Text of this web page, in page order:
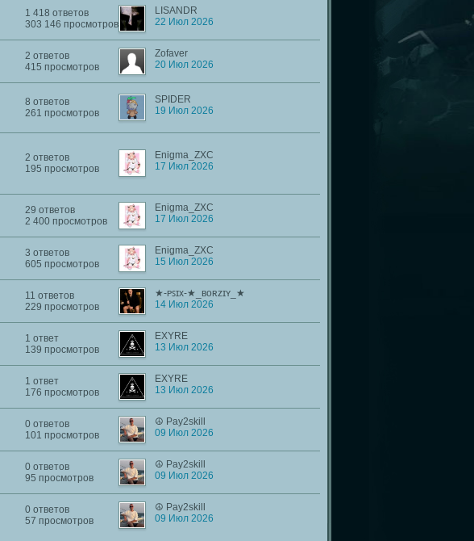
1 418 ответов
303 146 просмотров
LISANDR
22 Июл 2026
2 ответов
415 просмотров
Zofaver
20 Июл 2026
8 ответов
261 просмотров
SPIDER
19 Июл 2026
2 ответов
195 просмотров
Enigma_ZXC
17 Июл 2026
29 ответов
2 400 просмотров
Enigma_ZXC
17 Июл 2026
3 ответов
605 просмотров
Enigma_ZXC
15 Июл 2026
11 ответов
229 просмотров
★-ᴘꜱɪx-★_ʙᴏʀᴢɪʏ_★
14 Июл 2026
1 ответ
139 просмотров
EXYRE
13 Июл 2026
1 ответ
176 просмотров
EXYRE
13 Июл 2026
0 ответов
101 просмотров
☮ Pay2skill
09 Июл 2026
0 ответов
95 просмотров
☮ Pay2skill
09 Июл 2026
0 ответов
57 просмотров
☮ Pay2skill
09 Июл 2026